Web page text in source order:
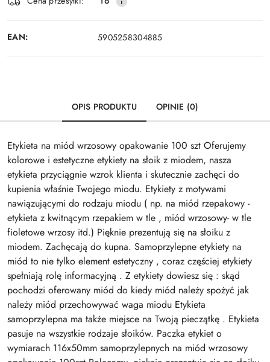
dostawa
EAN: 5905258304885
OPIS PRODUKTU OPINIE (0)
Etykieta na miód wrzosowy opakowanie 100 szt Oferujemy
kolorowe i estetyczne etykiety na słoik z miodem, nasza
etykieta przyciągnie wzrok klienta i skutecznie zachęci do
kupienia właśnie Twojego miodu. Etykiety z motywami
nawiązującymi do rodzaju miodu ( np. na miód rzepakowy -
etykieta z kwitnącym rzepakiem w tle , miód wrzosowy- w tle
fioletowe wrzosy itd.) Pięknie prezentują się na słoiku z
miodem. Zachęcają do kupna. Samoprzylepne etykiety na
miód to nie tylko element estetyczny , coraz częściej etykiety
spełniają rolę informacyjną . Z etykiety dowiesz się : skąd
pochodzi oferowany miód do kiedy miód należy spożyć jak
należy miód przechowywać waga miodu Etykieta
samoprzylepna ma także miejsce na Twoją pieczątkę . Etykieta
pasuje na wszystkie rodzaje słoików. Paczka etykiet o
wymiarach 116x50mm samoprzylepnych na miód wrzosowy